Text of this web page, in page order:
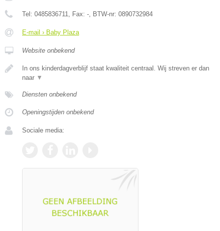
Tel: 0485836711, Fax: -, BTW-nr: 0890732984
E-mail › Baby Plaza
Website onbekend
In ons kinderdagverblijf staat kwaliteit centraal. Wij streven er dan
naar ▼
Diensten onbekend
Openingstijden onbekend
Sociale media: